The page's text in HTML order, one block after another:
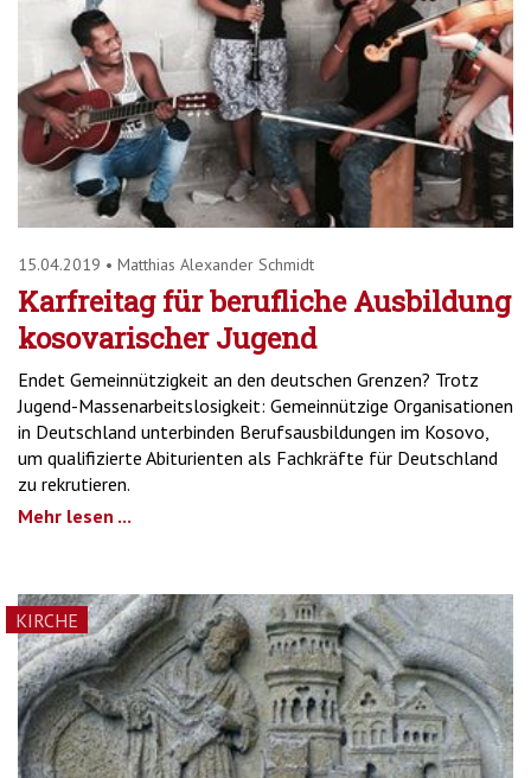
15.04.2019 • Matthias Alexander Schmidt
Karfreitag für berufliche Ausbildung
kosovarischer Jugend
Endet Gemeinnützigkeit an den deutschen Grenzen? Trotz
Jugend-Massenarbeitslosigkeit: Gemeinnützige Organisationen
in Deutschland unterbinden Berufsausbildungen im Kosovo,
um qualifizierte Abiturienten als Fachkräfte für Deutschland
zu rekrutieren.
Mehr lesen ...
KIRCHE